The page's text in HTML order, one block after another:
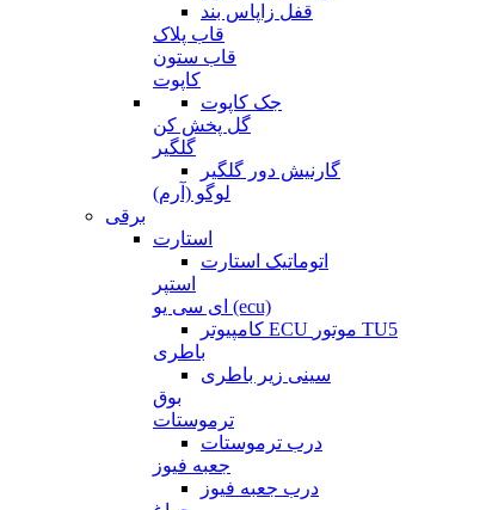
قفل زاپاس بند
قاب پلاک
قاب ستون
کاپوت
جک کاپوت
گل پخش کن
گلگیر
گارنیش دور گلگیر
لوگو (آرم)
برقی
استارت
اتوماتیک استارت
استپر
ای سی یو (ecu)
کامپیوتر ECU موتور TU5
باطری
سینی زیر باطری
بوق
ترموستات
درب ترموستات
جعبه فیوز
درب جعبه فیوز